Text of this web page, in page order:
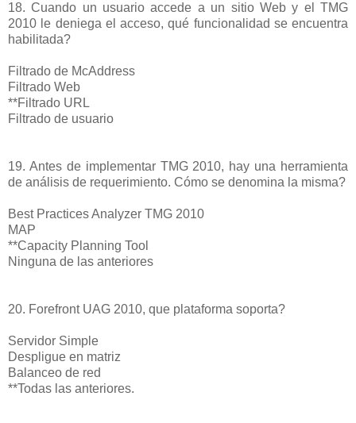
18. Cuando un usuario accede a un sitio Web y el TMG
2010 le deniega el acceso, qué funcionalidad se encuentra
habilitada?
Filtrado de McAddress
Filtrado Web
**Filtrado URL
Filtrado de usuario
19. Antes de implementar TMG 2010, hay una herramienta
de análisis de requerimiento. Cómo se denomina la misma?
Best Practices Analyzer TMG 2010
MAP
**Capacity Planning Tool
Ninguna de las anteriores
20. Forefront UAG 2010, que plataforma soporta?
Servidor Simple
Despligue en matriz
Balanceo de red
**Todas las anteriores.